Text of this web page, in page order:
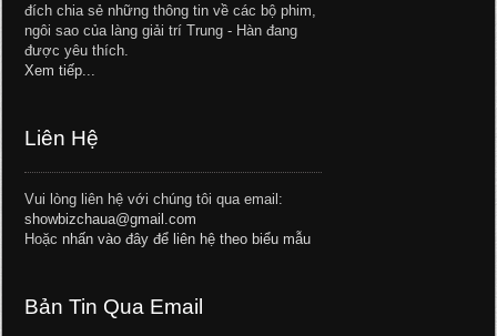
đích chia sẻ những thông tin về các bộ phim,
ngôi sao của làng giải trí Trung - Hàn đang
được yêu thích.
Xem tiếp...
Liên Hệ
Vui lòng liên hệ với chúng tôi qua email:
showbizchaua@gmail.com
Hoặc nhấn vào đây để liên hệ theo biểu mẫu
Bản Tin Qua Email